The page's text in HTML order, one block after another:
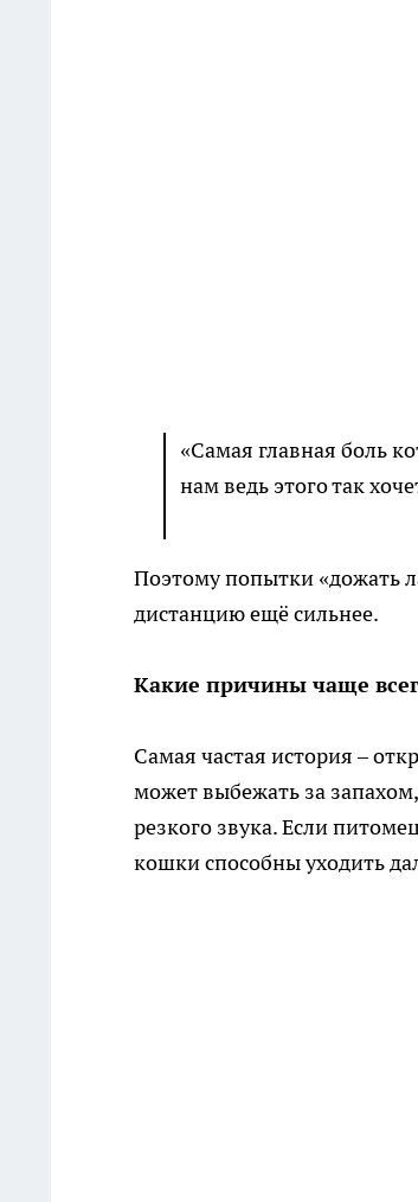
«Самая главная боль
нам ведь этого так
Поэтому попытки «дожать
дистанцию ещё сильнее.
Какие причины чаще
Самая частая история –
может выбежать за
резкого звука. Если
кошки способны уходить